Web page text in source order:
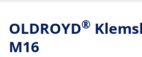
OLDROYD®
M16